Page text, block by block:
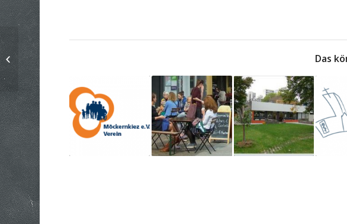
Das
WILLMA –
FreiwilligenAgentur
Friedrichshain-
Kreuzberg